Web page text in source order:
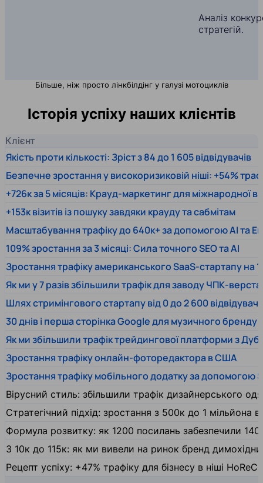
Аналіз
стратегій.
Більше, ніж просто лінкбілдінг у галузі мотоциклів
Історія успіху наших клієнтів
Клієнт
Якість проти кількості: Зріст з 84 до 1 605 відвідувачів
Безпечне зростання у високоризиковій ніші: +54%
+726к за 5 місяців: Крауд-маркетинг для міжнародної
+153к візитів із пошуку завдяки крауду та сабмітам
Масштабування трафіку до 640к+ за допомогою AI та
109% зростання за 3 місяці: Сила точного SEO та AI
Зростання трафіку американського SaaS-стартапу на
Як ми у 7 разів збільшили трафік для заводу ЧПК-
Шлях стримінгового стартапу від 0 до 2 600
30 днів і перша сторінка Google для музичного бренду
Як ми збільшили трафік трейдингової платформи з
Зростання трафіку онлайн-фоторедактора в США
Зростання трафіку мобільного додатку за допомогою
Вірусний стиль: збільшили трафік дизайнерського
Стратегічний підхід: зростання з 500к до 1 мільйона
Формула розвитку: як 1200 посилань забезпечили
З 10к до 115к: як ми вивели на ринок бренд
Рецепт успіху: +47% трафіку для бізнесу в ніші HoReCa